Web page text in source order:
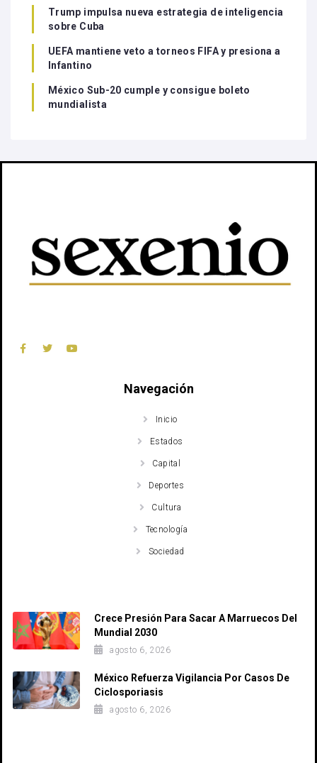
Trump impulsa nueva estrategia de inteligencia
sobre Cuba
UEFA mantiene veto a torneos FIFA y presiona a
Infantino
México Sub-20 cumple y consigue boleto
mundialista
Navegación
Inicio
Estados
Capital
Deportes
Cultura
Tecnología
Sociedad
Crece Presión Para Sacar A Marruecos Del
Mundial 2030
agosto 6, 2026
México Refuerza Vigilancia Por Casos De
Ciclosporiasis
agosto 6, 2026